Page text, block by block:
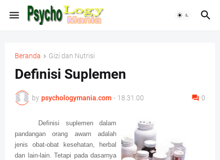
Beranda Gizi dan Nutrisi
Definisi Suplemen
by psychologymania.com - 18.31.00 0
Definisi suplemen dalam
pandangan orang awam adalah
jenis obat-obat kesehatan, herbal
dan lain-lain. Tetapi pada dasarnya